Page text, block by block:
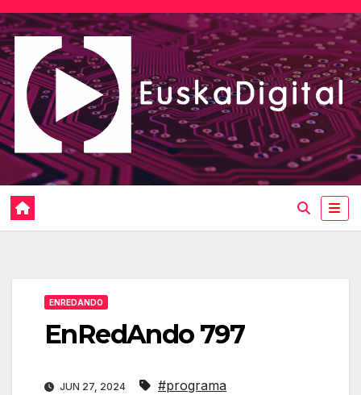
Saltar
al
contenido
ENREDANDO
EnRedAndo 797
JUN 27, 2024 #programa